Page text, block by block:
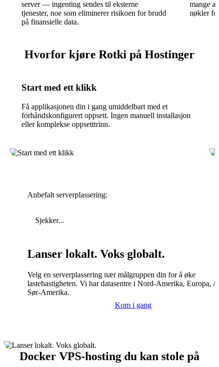
server — ingenting sendes til eksterne
tjenester, noe som eliminerer risikoen for brudd
på finansielle data.
mange
nøkler
Hvorfor kjøre Rotki på Hostinger
Start med ett klikk
Få applikasjonen din i gang umiddelbart med et
forhåndskonfigurert oppsett. Ingen manuell installasjon
eller komplekse oppsetttrinn.
Anbefalt serverplassering:
Sjekker...
Lanser lokalt. Voks globalt.
Velg en serverplassering nær målgruppen din for å øke
lastehastigheten. Vi har datasentre i Nord-Amerika, Europa,
Sør-Amerika.
Kom i gang
Docker VPS-hosting du kan stole på